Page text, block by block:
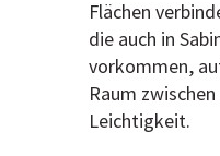
Flächen
die auch in
vorkommen,
Raum
Leichtigkeit.